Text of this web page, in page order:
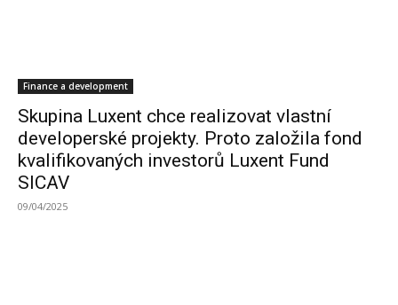
Finance a development
Skupina Luxent chce realizovat vlastní
developerské projekty. Proto založila fond
kvalifikovaných investorů Luxent Fund
SICAV
09/04/2025